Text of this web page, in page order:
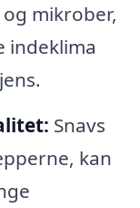
mikrober,
indeklima
Snavs
kan